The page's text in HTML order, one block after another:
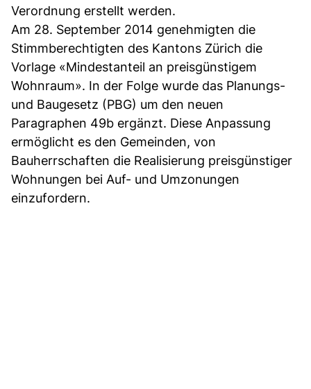
Verordnung erstellt werden.
Am 28. September 2014 genehmigten die
Stimmberechtigten des Kantons Zürich die
Vorlage «Mindestanteil an preisgünstigem
Wohnraum». In der Folge wurde das Planungs-
und Baugesetz (PBG) um den neuen
Paragraphen 49b ergänzt. Diese Anpassung
ermöglicht es den Gemeinden, von
Bauherrschaften die Realisierung preisgünstiger
Wohnungen bei Auf- und Umzonungen
einzufordern.